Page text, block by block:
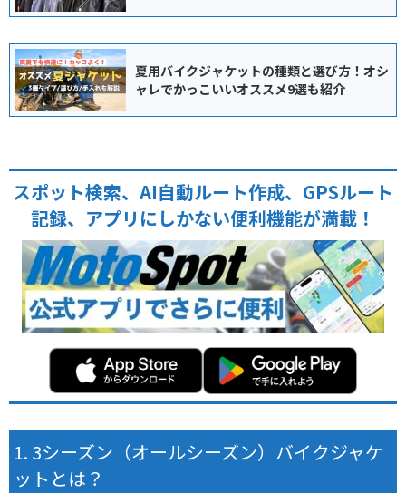
夏用バイクジャケットの種類と選び方！オシ
ャレでかっこいいオススメ9選も紹介
スポット検索、AI自動ルート作成、GPSルート
記録、アプリにしかない便利機能が満載！
3シーズン（オールシーズン）バイクジャケ
ットとは？